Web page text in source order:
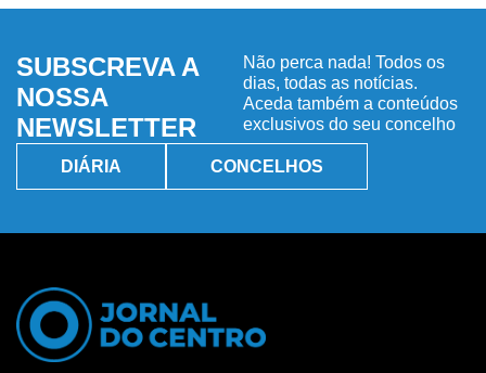
SUBSCREVA A
NOSSA
NEWSLETTER
Não perca nada! Todos os
dias, todas as notícias.
Aceda também a conteúdos
exclusivos do seu concelho
DIÁRIA CONCELHOS